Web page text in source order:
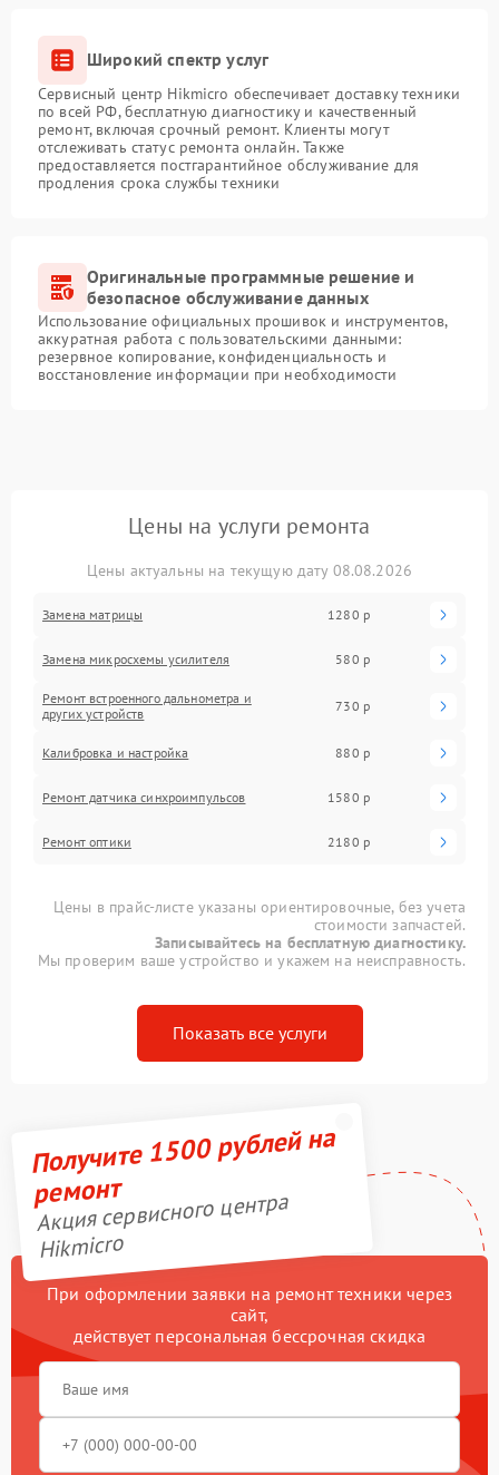
Широкий спектр услуг
Сервисный центр Hikmicro обеспечивает доставку техники
по всей РФ, бесплатную диагностику и качественный
ремонт, включая срочный ремонт. Клиенты могут
отслеживать статус ремонта онлайн. Также
предоставляется постгарантийное обслуживание для
продления срока службы техники
Оригинальные программные решение и
безопасное обслуживание данных
Использование официальных прошивок и инструментов,
аккуратная работа с пользовательскими данными:
резервное копирование, конфиденциальность и
восстановление информации при необходимости
Цены на услуги ремонта
Цены актуальны на текущую дату 08.08.2026
Замена матрицы 1280 р
Замена микросхемы усилителя 580 р
Ремонт встроенного дальнометра и
других устройств
730 р
Калибровка и настройка 880 р
Ремонт датчика синхроимпульсов 1580 р
Ремонт оптики 2180 р
Цены в прайс-листе указаны ориентировочные, без учета
стоимости запчастей.
Записывайтесь на бесплатную диагностику.
Мы проверим ваше устройство и укажем на неисправность.
Показать все услуги
Получите 1500 рублей на
ремонт
Акция сервисного центра
Hikmicro
При оформлении заявки на ремонт техники через
сайт,
действует персональная бессрочная скидка